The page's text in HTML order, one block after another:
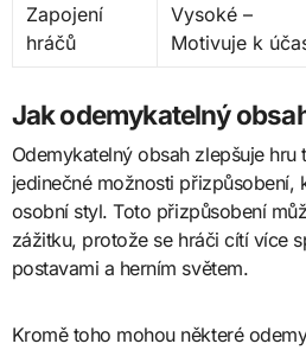
Zapojení
hráčů
Vysoké –
Motivuje k
Jak odemykatelný
Odemykatelný obsah zlepšuje
jedinečné možnosti přizpůsobení,
osobní styl. Toto přizpůsobení
zážitku, protože se hráči cítí více
postavami a herním světem.
Kromě toho mohou některé